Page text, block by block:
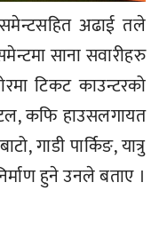
अढाई तले
साना सवारीहरु
टिकट काउन्टरको
कफि हाउसलगायत
गाडी पार्किङ, यात्रु
हुने उनले बताए ।